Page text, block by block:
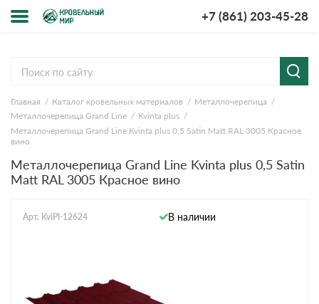
+7 (861) 203-45-28
компании
и оплата
ответы
Главная Каталог кровельных материалов
Металлочерепица
Металлочерепица Grand Line
Kvinta plus
Металлочерепица Grand Line Kvinta plus 0,5 Satin Мatt RAL 3005 Красное
вино
Металлочерепица Grand Line Kvinta plus 0,5 Satin
Мatt RAL 3005 Красное вино
Арт. KviPl-12624 В наличии